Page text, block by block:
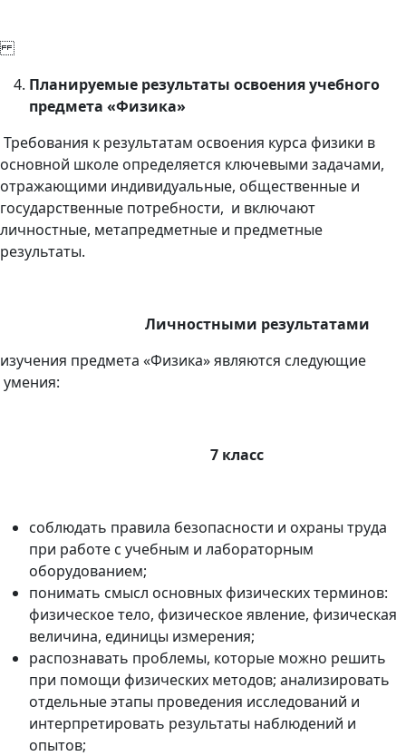
Планируемые результаты освоения учебного
предмета «Физика»
Требования к результатам освоения курса физики в
основной школе определяется ключевыми задачами,
отражающими индивидуальные, общественные и
государственные потребности, и включают
личностные, метапредметные и предметные
результаты.
Личностными результатами
изучения предмета «Физика» являются следующие
умения:
7 класс
соблюдать правила безопасности и охраны труда
при работе с учебным и лабораторным
оборудованием;
понимать смысл основных физических терминов:
физическое тело, физическое явление, физическая
величина, единицы измерения;
распознавать проблемы, которые можно решить
при помощи физических методов; анализировать
отдельные этапы проведения исследований и
интерпретировать результаты наблюдений и
опытов;